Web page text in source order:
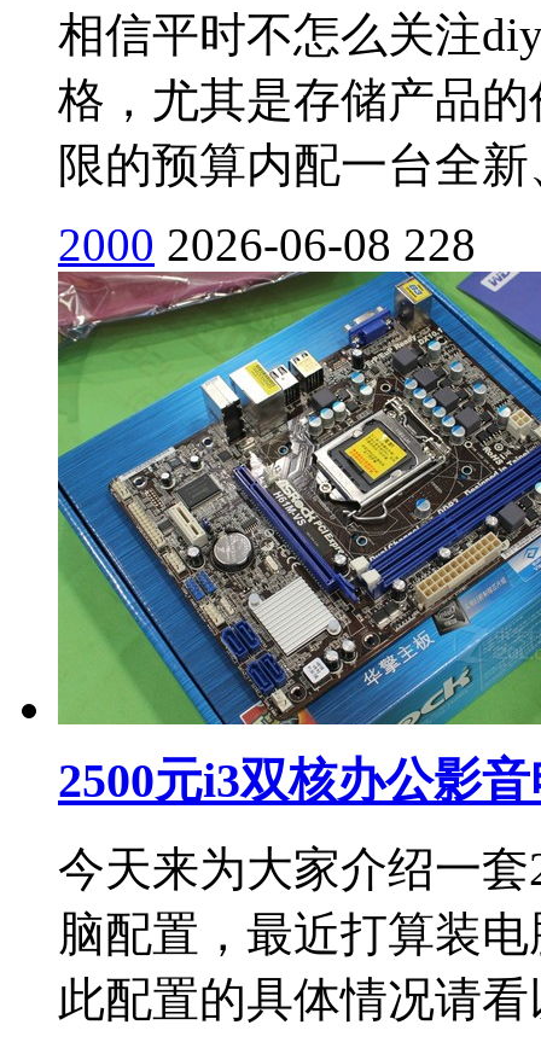
相信平时不怎么关注
格，尤其是存储产品
限的预算内配一台全
2000 2026-06-08 228
2500元i3双核办公影
今天来为大家介绍一
脑配置，最近打算装
此配置的具体情况请